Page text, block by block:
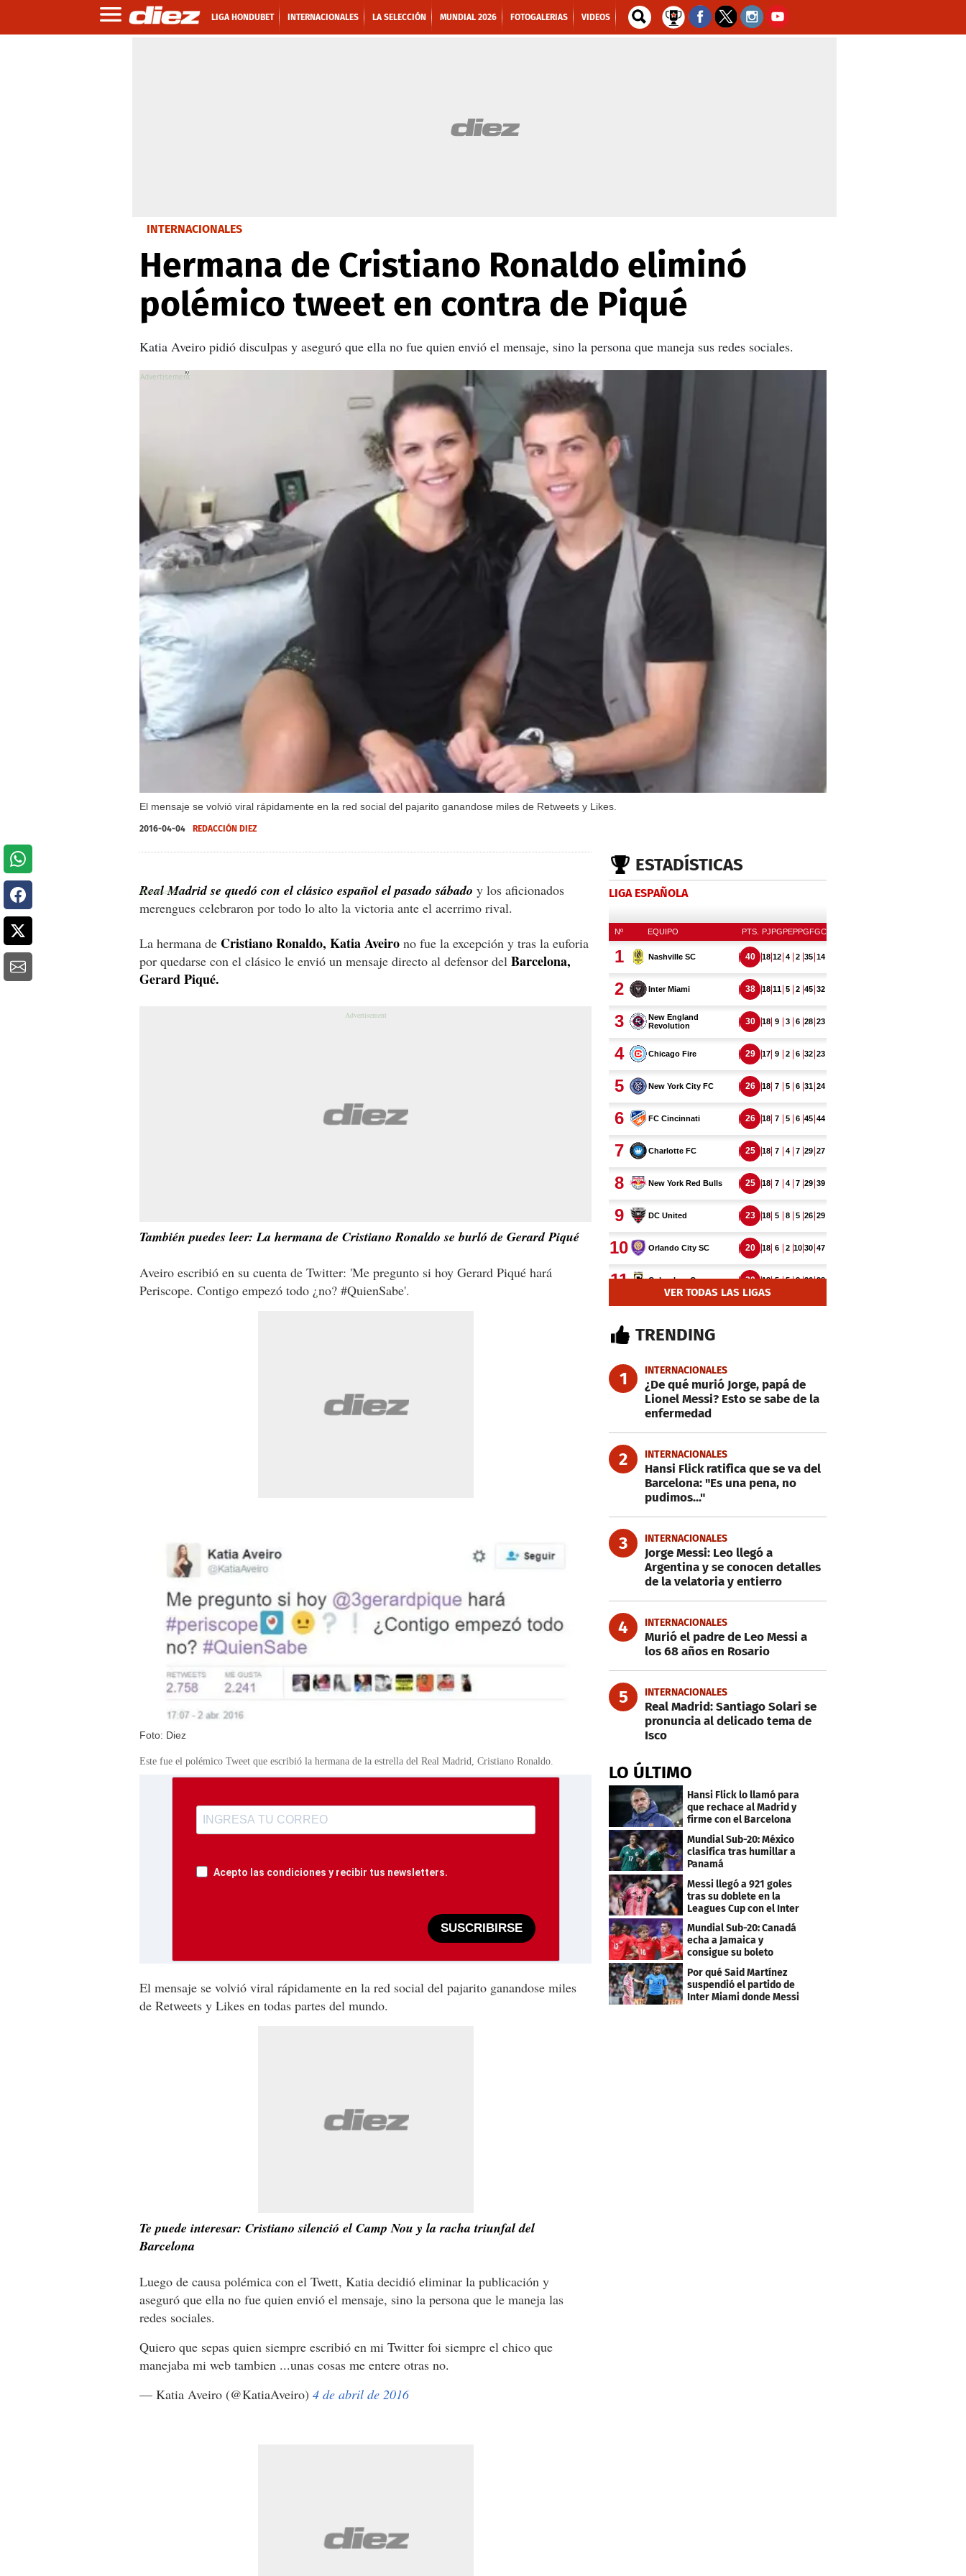
LIGA HONDUBET INTERNACIONALES LA SELECCIÓN MUNDIAL 2026 FOTOGALERIAS VIDEOS
INTERNACIONALES
Hermana de Cristiano Ronaldo eliminó
polémico tweet en contra de Piqué
Katia Aveiro pidió disculpas y aseguró que ella no fue quien envió el mensaje, sino la persona que maneja sus redes sociales.
El mensaje se volvió viral rápidamente en la red social del pajarito ganandose miles de Retweets y Likes.
X
X
2016-04-04 REDACCIÓN DIEZ
Real Madrid se quedó con el clásico español el pasado sábado y los aficionados
merengues celebraron por todo lo alto la victoria ante el acerrimo rival.
La hermana de Cristiano Ronaldo, Katia Aveiro no fue la excepción y tras la euforia
por quedarse con el clásico le envió un mensaje directo al defensor del Barcelona,
Gerard Piqué.
También puedes leer: La hermana de Cristiano Ronaldo se burló de Gerard Piqué
Aveiro escribió en su cuenta de Twitter: 'Me pregunto si hoy Gerard Piqué hará
Periscope. Contigo empezó todo ¿no? #QuienSabe'.
Foto: Diez
Este fue el polémico Tweet que escribió la hermana de la estrella del Real Madrid, Cristiano Ronaldo.
Acepto las condiciones y recibir tus newsletters.
SUSCRIBIRSE
El mensaje se volvió viral rápidamente en la red social del pajarito ganandose miles
de Retweets y Likes en todas partes del mundo.
Te puede interesar: Cristiano silenció el Camp Nou y la racha triunfal del
Barcelona
Luego de causa polémica con el Twett, Katia decidió eliminar la publicación y
aseguró que ella no fue quien envió el mensaje, sino la persona que le maneja las
redes sociales.
Quiero que sepas quien siempre escribió en mi Twitter foi siempre el chico que
manejaba mi web tambien ...unas cosas me entere otras no.
— Katia Aveiro (@KatiaAveiro) 4 de abril de 2016
ESTADÍSTICAS
LIGA ESPAÑOLA
VER TODAS LAS LIGAS
TRENDING
1 INTERNACIONALES
¿De qué murió Jorge, papá de
Lionel Messi? Esto se sabe de la
enfermedad
2 INTERNACIONALES
Hansi Flick ratifica que se va del
Barcelona: "Es una pena, no
pudimos..."
3 INTERNACIONALES
Jorge Messi: Leo llegó a
Argentina y se conocen detalles
de la velatoria y entierro
4 INTERNACIONALES
Murió el padre de Leo Messi a
los 68 años en Rosario
5 INTERNACIONALES
Real Madrid: Santiago Solari se
pronuncia al delicado tema de
Isco
LO ÚLTIMO
Hansi Flick lo llamó para
que rechace al Madrid y
firme con el Barcelona
Mundial Sub-20: México
clasifica tras humillar a
Panamá
Messi llegó a 921 goles
tras su doblete en la
Leagues Cup con el Inter
Miami
Mundial Sub-20: Canadá
echa a Jamaica y
consigue su boleto
Por qué Said Martínez
suspendió el partido de
Inter Miami donde Messi